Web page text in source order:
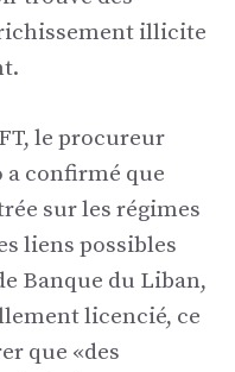
illicite
le procureur
a confirmé que
sur les régimes
liens possibles
Banque du Liban,
licencié, ce
que «des